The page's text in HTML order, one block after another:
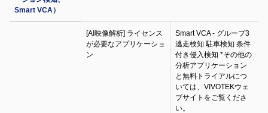
Smart VCA）
[AI映像解析] ライセンス
が必要なアプリケーショ
ン
Smart VCA - グループ3
逃走検知 駐車検知 条件
付き侵入検知 *その他の
分析アプリケーション
と無料トライアルにつ
いては、VIVOTEKウェ
ブサイトをご覧くださ
い。